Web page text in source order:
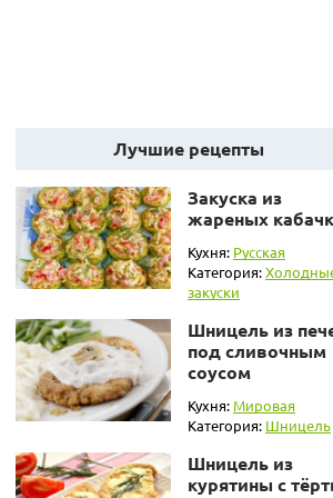
Лучшие рецепты
Закуска из
жареных
Кухня: Русская
Категория:
закуски
Шницель из
под сливочным
соусом
Кухня: Мировая
Категория: Шницель
Шницель из
курятины с